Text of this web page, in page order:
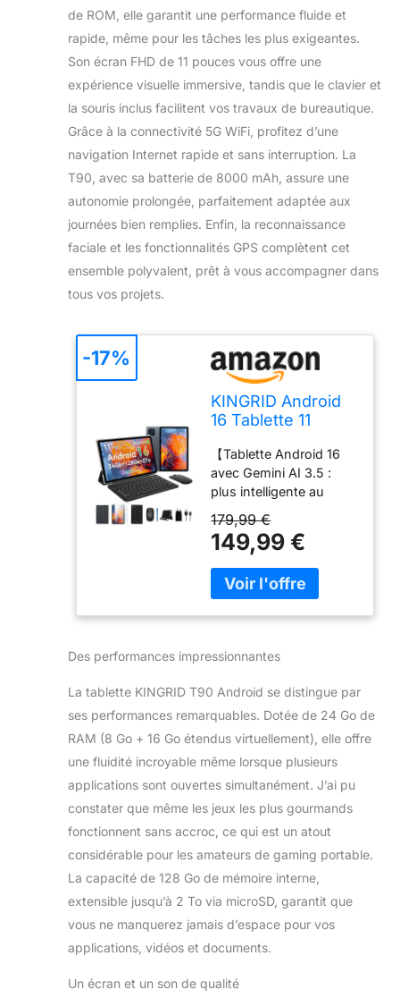
de ROM, elle garantit une performance fluide et
rapide, même pour les tâches les plus exigeantes.
Son écran FHD de 11 pouces vous offre une
expérience visuelle immersive, tandis que le clavier et
la souris inclus facilitent vos travaux de bureautique.
Grâce à la connectivité 5G WiFi, profitez d’une
navigation Internet rapide et sans interruption. La
T90, avec sa batterie de 8000 mAh, assure une
autonomie prolongée, parfaitement adaptée aux
journées bien remplies. Enfin, la reconnaissance
faciale et les fonctionnalités GPS complètent cet
ensemble polyvalent, prêt à vous accompagner dans
tous vos projets.
KINGRID Android
16 Tablette 11
RAM +128Go ROM
(2To TF)
【Tablette Android 16
avec Gemini AI 3.5 :
plus intelligente au
KINGRID tablette 11
pouces, est conçue
pour le travail, les
études, les loisirs et
l’usage familial. Équipée
de Gemini AI 3.5, elle
d’informations, la
l’organisation des
idées, la prise de notes
et la planification
d’emploi du temps.
Parfaite pour suivre des
cours en ligne, lire des
ebooks, participer à des
appels vidéo, naviguer
sur Internet ou
effectuer des tâches
bureautiques légères,
elle offre aux étudiants,
parents et
professionnels une
intelligente et pratique,
179,99 €
149,99 €
-17%
Des performances impressionnantes
La tablette KINGRID T90 Android se distingue par
ses performances remarquables. Dotée de 24 Go de
RAM (8 Go + 16 Go étendus virtuellement), elle offre
une fluidité incroyable même lorsque plusieurs
applications sont ouvertes simultanément. J’ai pu
constater que même les jeux les plus gourmands
fonctionnent sans accroc, ce qui est un atout
considérable pour les amateurs de gaming portable.
La capacité de 128 Go de mémoire interne,
extensible jusqu’à 2 To via microSD, garantit que
vous ne manquerez jamais d’espace pour vos
applications, vidéos et documents.
Un écran et un son de qualité